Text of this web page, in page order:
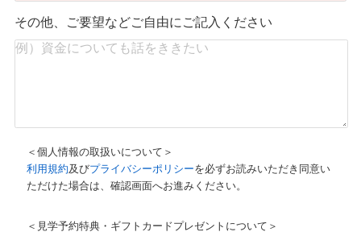
その他、ご要望などご自由にご記入ください
＜個人情報の取扱いについて＞
利用規約及びプライバシーポリシーを必ずお読みいただき同意い
ただけた場合は、確認画面へお進みください。
＜見学予約特典・ギフトカードプレゼントについて＞